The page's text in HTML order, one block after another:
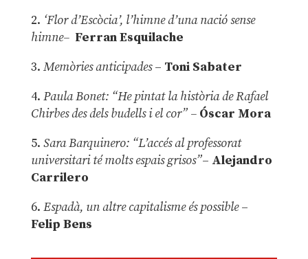
2. ‘Flor d’Escòcia’, l’himne d’una nació sense
himne– Ferran Esquilache
3. Memòries anticipades– Toni Sabater
4. Paula Bonet: “He pintat la història de Rafael
Chirbes des dels budells i el cor” –Óscar Mora
5. Sara Barquinero: “L’accés al professorat
universitari té molts espais grisos”– Alejandro
Carrilero
6. Espadà, un altre capitalisme és possible –
Felip Bens